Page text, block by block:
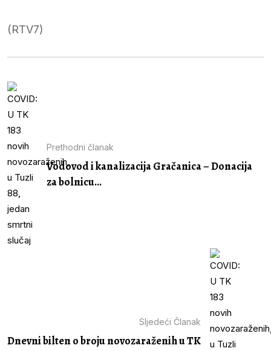
(RTV7)
Prethodni članak
Vodovod i kanalizacija Gračanica – Donacija
za bolnicu...
Sljedeći Članak
Dnevni bilten o broju novozaraženih u TK